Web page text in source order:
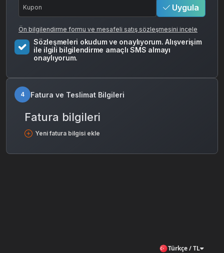
Uygula
Ön bilgilendirme formu ve mesafeli satış sözleşmesini incele
Sözleşmeleri okudum ve onaylıyorum. Alışverişim
ile ilgili bilgilendirme amaçlı SMS almayı
onaylıyorum.
4 Fatura ve Teslimat Bilgileri
Fatura bilgileri
Yeni fatura bilgisi ekle
Türkçe / TL